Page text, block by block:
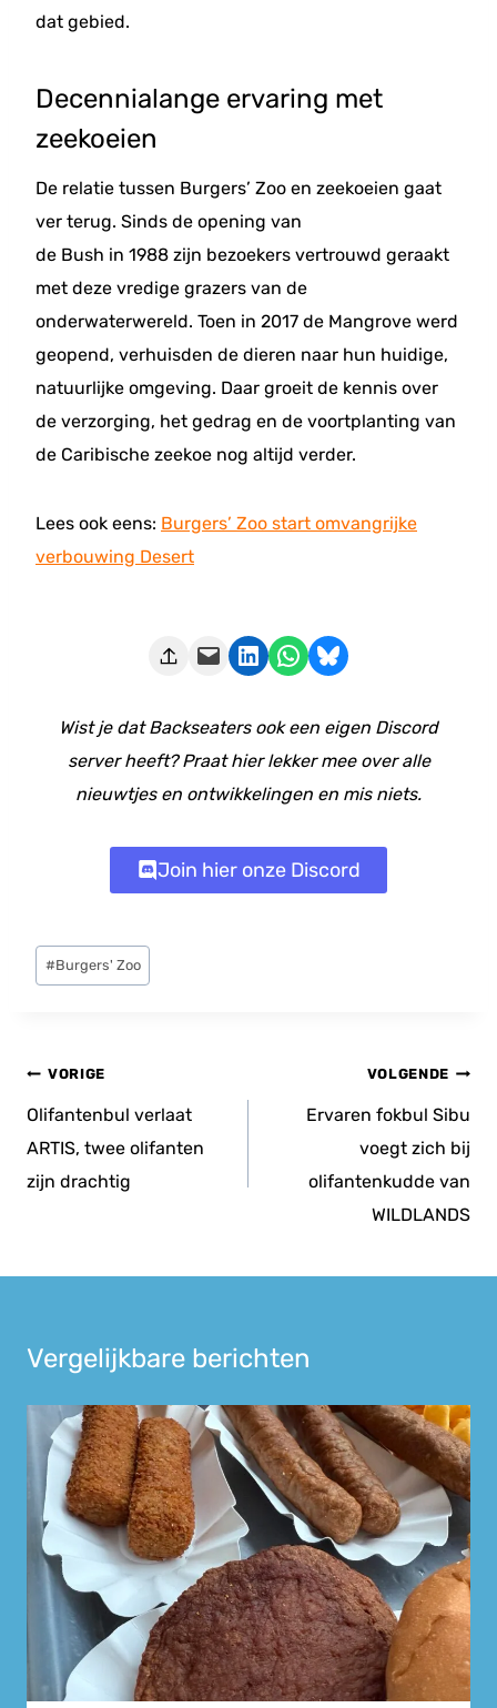
dat gebied.
Decennialange ervaring met
zeekoeien
De relatie tussen Burgers’ Zoo en zeekoeien gaat
ver terug. Sinds de opening van
de Bush in 1988 zijn bezoekers vertrouwd geraakt
met deze vredige grazers van de
onderwaterwereld. Toen in 2017 de Mangrove werd
geopend, verhuisden de dieren naar hun huidige,
natuurlijke omgeving. Daar groeit de kennis over
de verzorging, het gedrag en de voortplanting van
de Caribische zeekoe nog altijd verder.
Lees ook eens: Burgers’ Zoo start omvangrijke
verbouwing Desert
Deze pagina e-mailen Delen op LinkedIn Delen via WhatsApp Share on Bluesky
Wist je dat Backseaters ook een eigen Discord
server heeft? Praat hier lekker mee over alle
nieuwtjes en ontwikkelingen en mis niets.
Join hier onze Discord
Bericht
tags:
#Burgers' Zoo
Bericht
navigatie
VORIGE
Olifantenbul verlaat
ARTIS, twee olifanten
zijn drachtig
VOLGENDE
Ervaren fokbul Sibu
voegt zich bij
olifantenkudde van
WILDLANDS
Vergelijkbare berichten